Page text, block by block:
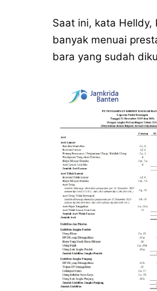
Saat ini, kata Helldy,
banyak menuai
bara yang sudah